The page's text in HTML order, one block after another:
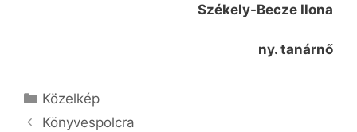
Székely-Becze Ilona
ny. tanárnő
Kategória
Közelkép
Könyvespolcra